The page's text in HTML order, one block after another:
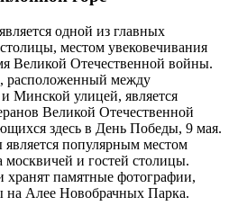
одной из главных
местом увековечивания
Великой Отечественной войны.
расположенный между
Минской улицей, является
Великой Отечественной
здесь в День Победы, 9 мая.
популярным местом
москвичей и гостей столицы.
хранят памятные фотографии,
на Алее Новобрачных Парка.